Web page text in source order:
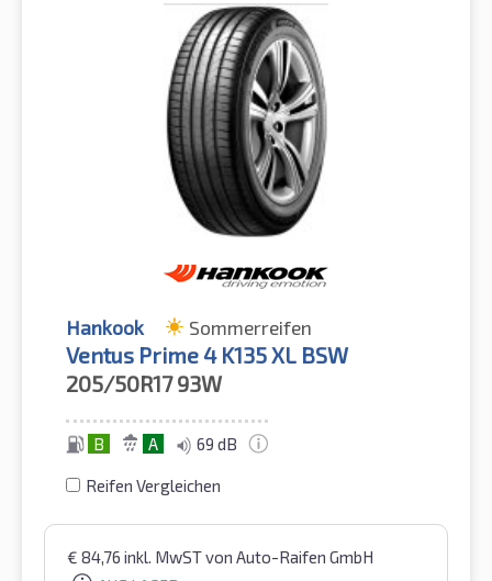
Hankook Sommerreifen
Ventus Prime 4 K135 XL BSW
205/50R17 93W
B A 69 dB
Reifen Vergleichen
€ 84,76 inkl. MwSTvon Auto-Raifen GmbH